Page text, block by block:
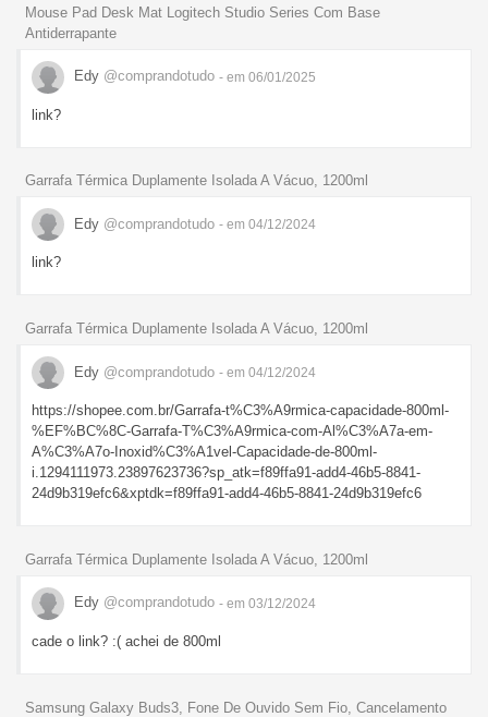
Mouse Pad Desk Mat Logitech Studio Series Com Base
Antiderrapante
Edy @comprandotudo - em 06/01/2025
link?
Garrafa Térmica Duplamente Isolada A Vácuo, 1200ml
Edy @comprandotudo - em 04/12/2024
link?
Garrafa Térmica Duplamente Isolada A Vácuo, 1200ml
Edy @comprandotudo - em 04/12/2024
https://shopee.com.br/Garrafa-t%C3%A9rmica-capacidade-800ml-
%EF%BC%8C-Garrafa-T%C3%A9rmica-com-Al%C3%A7a-em-
A%C3%A7o-Inoxid%C3%A1vel-Capacidade-de-800ml-
i.1294111973.23897623736?sp_atk=f89ffa91-add4-46b5-8841-
24d9b319efc6&xptdk=f89ffa91-add4-46b5-8841-24d9b319efc6
Garrafa Térmica Duplamente Isolada A Vácuo, 1200ml
Edy @comprandotudo - em 03/12/2024
cade o link? :( achei de 800ml
Samsung Galaxy Buds3, Fone De Ouvido Sem Fio, Cancelamento